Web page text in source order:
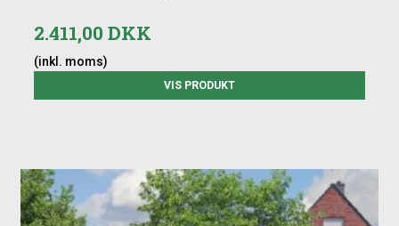
2.411,00 DKK
(inkl. moms)
VIS PRODUKT